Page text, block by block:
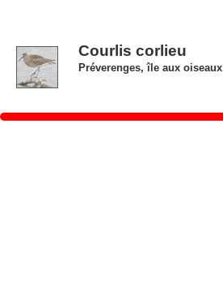
Courlis corlieu
Préverenges, île aux oiseaux